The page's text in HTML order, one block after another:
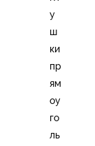
у
ш
ки
пр
ям
оу
го
ль